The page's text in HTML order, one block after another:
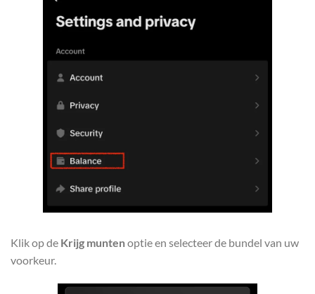
Klik op de Krijg muntenoptie en selecteer de bundel van uw
voorkeur.